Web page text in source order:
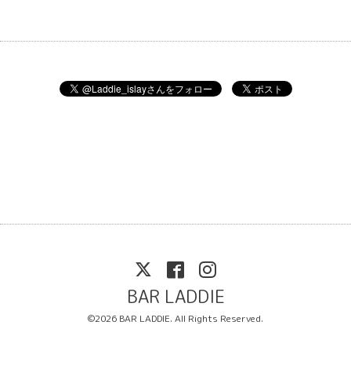
BAR LADDIE
©2026 BAR LADDIE. All Rights Reserved.